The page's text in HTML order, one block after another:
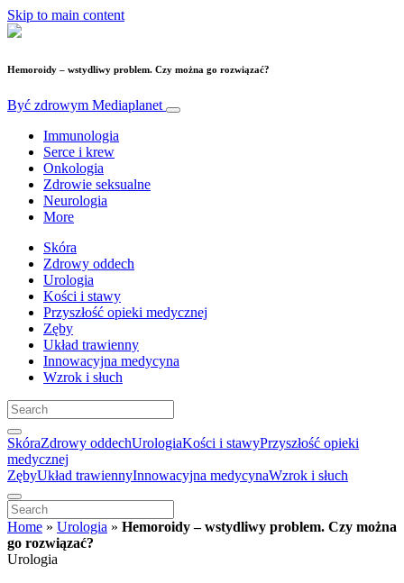
Skip to main content
Hemoroidy – wstydliwy problem. Czy można go rozwiązać?
Być zdrowym Mediaplanet
Immunologia
Serce i krew
Onkologia
Zdrowie seksualne
Neurologia
More
Skóra
Zdrowy oddech
Urologia
Kości i stawy
Przyszłość opieki medycznej
Zęby
Układ trawienny
Innowacyjna medycyna
Wzrok i słuch
SkóraZdrowy oddechUrologiaKości i stawyPrzyszłość opieki
medycznej
ZębyUkład trawiennyInnowacyjna medycynaWzrok i słuch
Home » Urologia » Hemoroidy – wstydliwy problem. Czy można
go rozwiązać?
Urologia